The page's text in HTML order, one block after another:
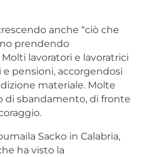
anche “ciò che
prendendo
lavoratori e lavoratrici
pensioni, accorgendosi
materiale. Molte
di sbandamento, di fronte
Sacko in Calabria,
ha visto la